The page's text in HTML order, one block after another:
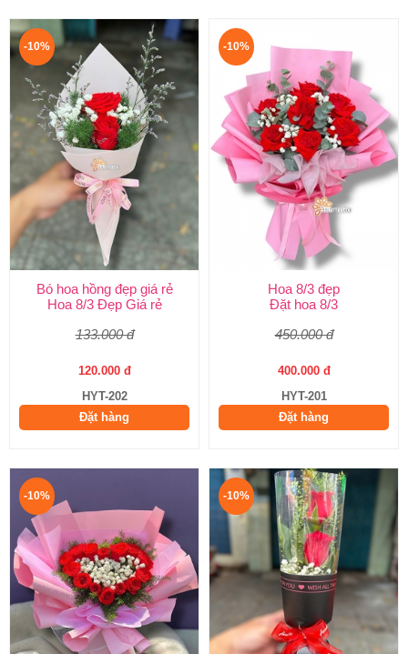
-10%
Bó hoa hồng đẹp giá rẻ
Hoa 8/3 Đẹp Giá rẻ
133.000 đ
120.000 đ
HYT-202
Đặt hàng
-10%
Hoa 8/3 đẹp
Đặt hoa 8/3
450.000 đ
400.000 đ
HYT-201
Đặt hàng
-10% -10%